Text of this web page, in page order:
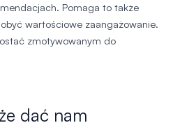
Pomaga to także
wartościowe zaangażowanie.
zmotywowanym do
dać nam